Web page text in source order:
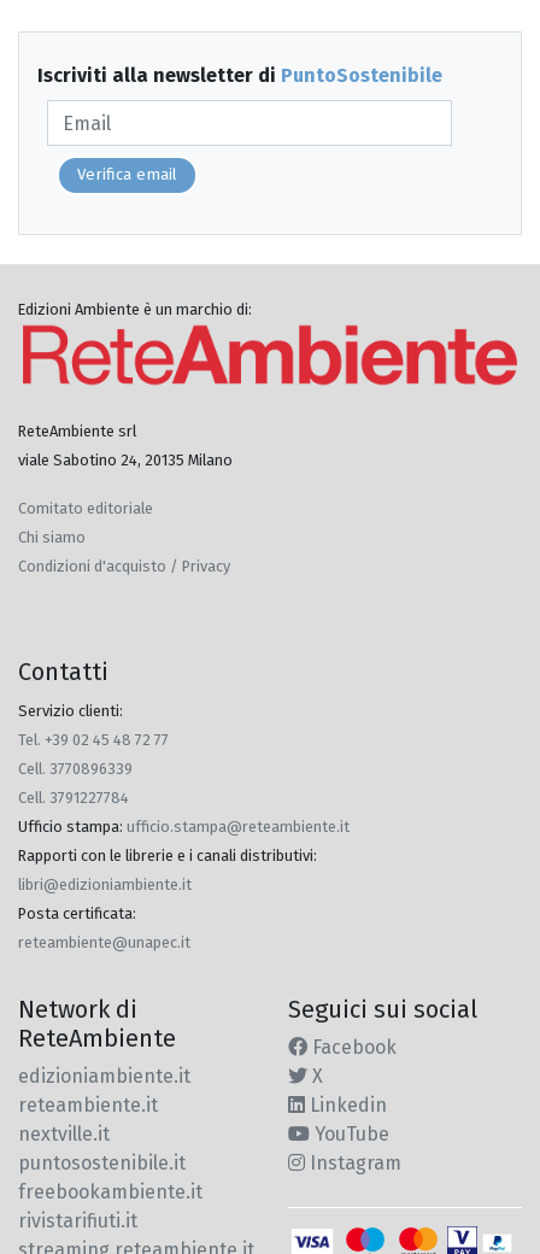
Iscriviti alla newsletter di PuntoSostenibile
Verifica email
Edizioni Ambiente è un marchio di:
ReteAmbiente srl
viale Sabotino 24, 20135 Milano
Comitato editoriale
Chi siamo
Condizioni d'acquisto / Privacy
Contatti
Servizio clienti:
Tel. +39 02 45 48 72 77
Cell. 3770896339
Cell. 3791227784
Ufficio stampa: ufficio.stampa@reteambiente.it
Rapporti con le librerie e i canali distributivi:
libri@edizioniambiente.it
Posta certificata:
reteambiente@unapec.it
Network di
ReteAmbiente
edizioniambiente.it
reteambiente.it
nextville.it
puntosostenibile.it
freebookambiente.it
rivistarifiuti.it
Seguici sui social
Facebook
X
Linkedin
YouTube
Instagram